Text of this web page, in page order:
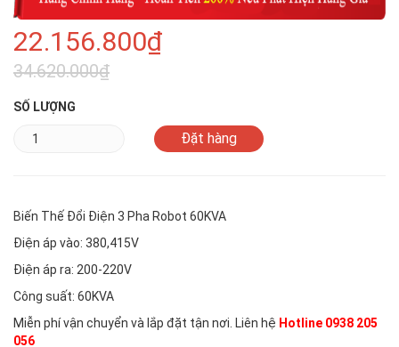
22.156.800₫
34.620.000₫
SỐ LƯỢNG
Biến Thế Đổi Điện 3 Pha Robot 60KVA
Điện áp vào: 380,415V
Điện áp ra: 200-220V
Công suất: 60KVA
Miễn phí vận chuyển và lắp đặt tận nơi. Liên hệ Hotline 0938 205
056